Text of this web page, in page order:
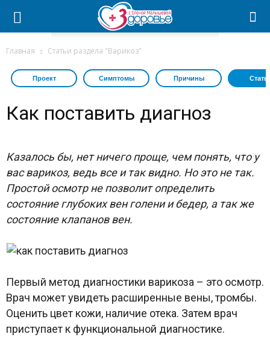
Главная Статьи раздела "Варикоз"
Проект Симптомы Причины
Как поставить диагноз
Казалось бы, нет ничего проще, чем понять, что у
вас варикоз, ведь все и так видно. Но это не так.
Простой осмотр не позволит определить
состояние глубоких вен голени и бедер, а так же
состояние клапанов вен.
Первый метод диагностики варикоза – это осмотр.
Врач может увидеть расширенные вены, тромбы.
Оценить цвет кожи, наличие отека. Затем врач
приступает к функциональной диагностике.